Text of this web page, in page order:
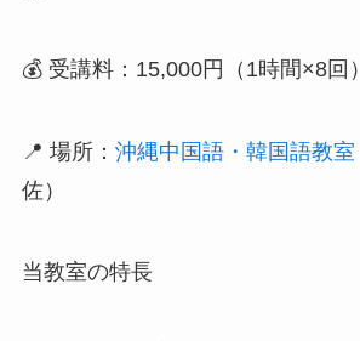
💰 受講料：15,000円（1時間×8回）
📍 場所： 沖縄中国語・韓国語教室
佐）
当教室の特長